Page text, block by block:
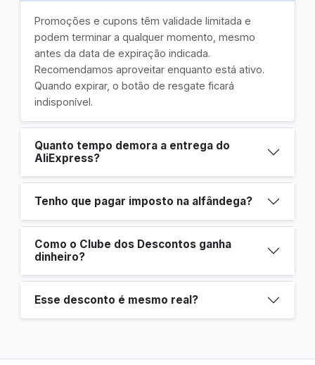
Promoções e cupons têm validade limitada e
podem terminar a qualquer momento, mesmo
antes da data de expiração indicada.
Recomendamos aproveitar enquanto está ativo.
Quando expirar, o botão de resgate ficará
indisponível.
Quanto tempo demora a entrega do
AliExpress?
Tenho que pagar imposto na alfândega?
Como o Clube dos Descontos ganha
dinheiro?
Esse desconto é mesmo real?